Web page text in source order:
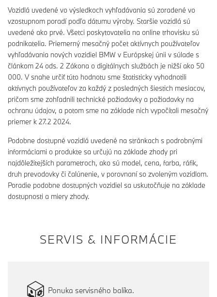
Vozidlá uvedené vo výsledkoch vyhľadávania sú zoradené vo
vzostupnom poradí podľa dátumu výroby. Staršie vozidlá sú
uvedené ako prvé. Všetci poskytovatelia na online trhovisku sú
podnikatelia. Priemerný mesačný počet aktívnych používateľov
vyhľadávania nových vozidiel BMW v Európskej únii v súlade s
článkom 24 ods. 2 Zákona o digitálnych službách je nižší ako 50
000. V snahe určiť túto hodnotu sme štatisticky vyhodnotili
aktívnych používateľov za každý z posledných šiestich mesiacov,
pričom sme zohľadnili technické požiadavky a požiadavky na
ochranu údajov, a potom sme na základe nich vypočítali mesačný
priemer k 27.2 2024.
Podobne dostupné vozidlá uvedené na stránkach s podrobnými
informáciami o produkte sa určujú na základe zhody pri
najdôležitejších parametroch, ako sú model, cena, farba, ráfik,
druh prevodovky či čalúnenie, v porovnaní so zvoleným vozidlom.
Poradie podobne dostupných vozidiel sa uskutočňuje na základe
dostupnosti a miery zhody.
SERVIS & INFORMÁCIE
Ponuka servisného balíka.